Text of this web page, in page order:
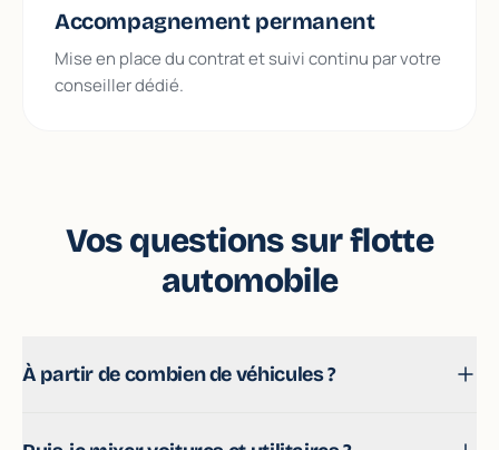
Accompagnement permanent
Mise en place du contrat et suivi continu par votre
conseiller dédié.
Vos questions sur flotte
automobile
À partir de combien de véhicules ?